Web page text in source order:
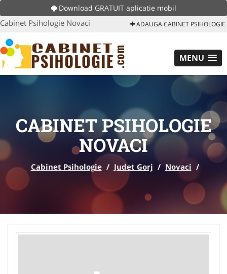
Download GRATUIT aplicatie mobil
Cabinet Psihologie Novaci ADAUGA CABINET PSIHOLOGIE
MENU
CABINET PSIHOLOGIE
NOVACI
Cabinet Psihologie / Judet Gorj / Novaci /